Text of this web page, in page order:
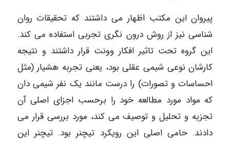
پیروان این مکتب اظهار می داشتند که تحقیقات روان
شناسی نیز از روش درون نگری تجربی استفاده می کند.
این گروه تحت تاثیر افکار وونت قرار داشتند و نتیجه
کارشان نوعی شیمی عقلی بود، یعنی تجربه هشیار (مثل
احساسات و تصورات) را درست مانند یک نفر شیمی دان
که مواد مورد مطالعه خود را برحسب اجزای اصلی آن
تجزیه و تحلیل و توصیف می کند، مورد بررسی قرار می
دادند. حامی اصلی این رویکرد تیچنر بود. تیچنر این